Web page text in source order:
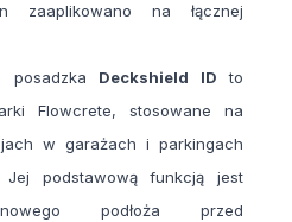
zaaplikowano na łącznej
posadzka Deckshield ID to
Flowcrete, stosowane na
w garażach i parkingach
Jej podstawową funkcją jest
podłoża przed